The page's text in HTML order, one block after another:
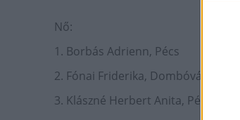
Nő:
1. Borbás Adrienn, Pécs
2. Fónai Friderika, Dombóvár
3. Klászné Herbert Anita, Pécs